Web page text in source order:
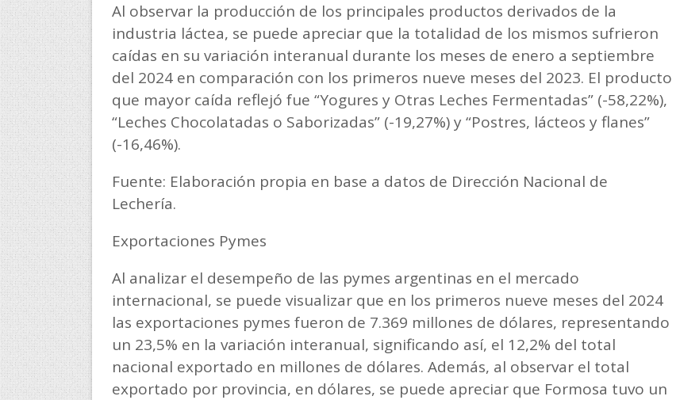
Al observar la producción de los principales productos derivados de la
industria láctea, se puede apreciar que la totalidad de los mismos sufrieron
caídas en su variación interanual durante los meses de enero a septiembre
del 2024 en comparación con los primeros nueve meses del 2023. El producto
que mayor caída reflejó fue “Yogures y Otras Leches Fermentadas” (-58,22%),
“Leches Chocolatadas o Saborizadas” (-19,27%) y “Postres, lácteos y flanes”
(-16,46%).
Fuente: Elaboración propia en base a datos de Dirección Nacional de
Lechería.
Exportaciones Pymes
Al analizar el desempeño de las pymes argentinas en el mercado
internacional, se puede visualizar que en los primeros nueve meses del 2024
las exportaciones pymes fueron de 7.369 millones de dólares, representando
un 23,5% en la variación interanual, significando así, el 12,2% del total
nacional exportado en millones de dólares. Además, al observar el total
exportado por provincia, en dólares, se puede apreciar que Formosa tuvo un